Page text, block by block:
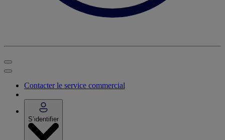
Contacter le service commercial
S’identifier